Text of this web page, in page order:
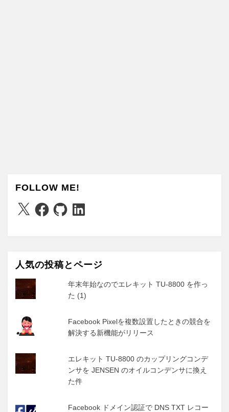
FOLLOW ME!
X Facebook
GitHubLinkedIn
人気の投稿とページ
年末年始なのでエレキット TU-8800 を作っ
た (1)
Facebook Pixelを複数設置したときの競合を
解決する新機能がリリース
エレキット TU-8800 のカップリングコンデ
ンサを JENSEN のオイルコンデンサに換え
た件
Facebook ドメイン認証で DNS TXT レコー